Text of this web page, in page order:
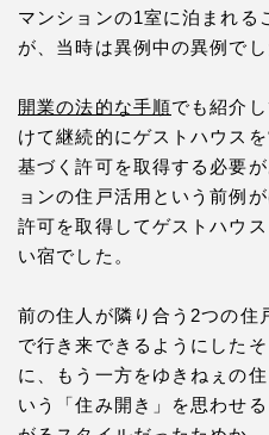
マンションの1室に泊まれる
が、当時は異例中の異例でし
開業の法的な手順でも紹介
けて継続的にゲストハウス
基づく許可を取得する必要
ョンの住戸活用という前例
許可を取得してゲストハウ
い宿でした。
前の住人が隣り合う2つの住
で行き来できるようにした
に、もう一方をゆきねぇの
いう「住み開き」を思わせ